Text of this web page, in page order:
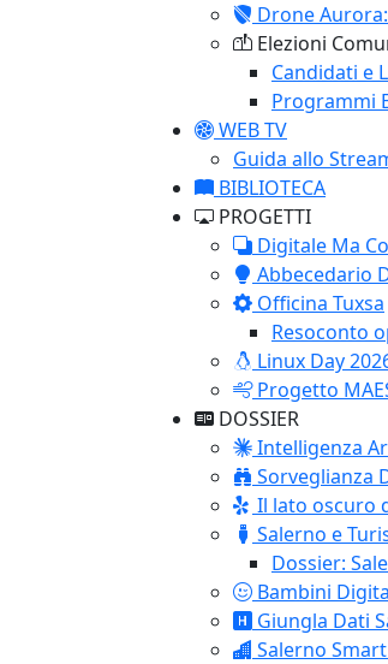
Drone
Elezioni
Candidati e
Programmi
WEB TV
Guida allo
BIBLIOTECA
PROGETTI
Digitale Ma
Abbecedario
Officina Tuxsa
Resoconto
Linux Day
Progetto
DOSSIER
Intelligenza
Sorveglianza
Il lato oscuro
Salerno e
Dossier:
Bambini
Giungla Dati
Salerno